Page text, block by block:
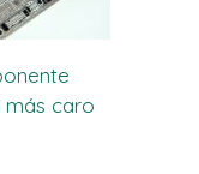
caro